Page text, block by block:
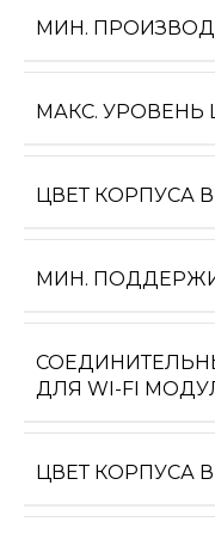
МИН.
МАКС.
ЦВЕТ КОРПУСА
МИН.
ДЛЯ WI-FI
ЦВЕТ КОРПУСА